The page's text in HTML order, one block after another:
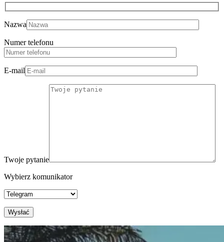
Nazwa
Numer telefonu
E-mail
Twoje pytanie
Wybierz komunikator